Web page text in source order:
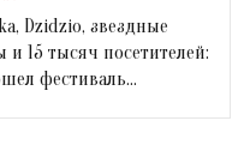
Dzidzio, звездные
и 15 тысяч посетителей:
фестиваль